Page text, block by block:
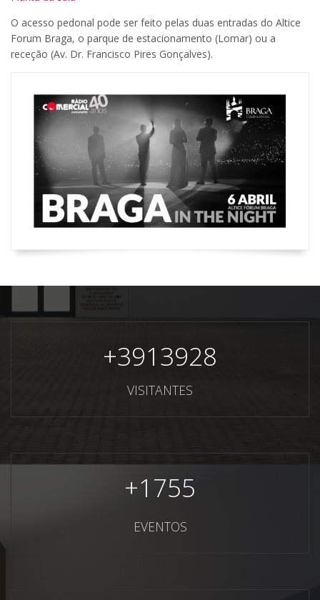
O acesso pedonal pode ser feito pelas duas entradas do Altice
Forum Braga, o parque de estacionamento (Lomar) ou a
receção (Av. Dr. Francisco Pires Gonçalves).
+3913928
VISITANTES
+1755
EVENTOS